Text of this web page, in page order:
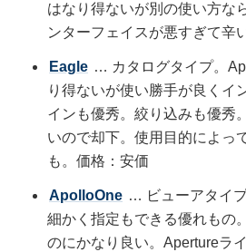
はなり得ないが別の使い方な
ンターフェイスが悪すぎて辛
Eagle … カタログタイプ。
り得ないが使い勝手が良くイ
インも優秀。絞り込みも優秀
いので却下。使用目的によっ
も。価格：安価
ApolloOne … ビューアタイ
細かく指定もできる優れもの
のにかなり良い。Apertureラ